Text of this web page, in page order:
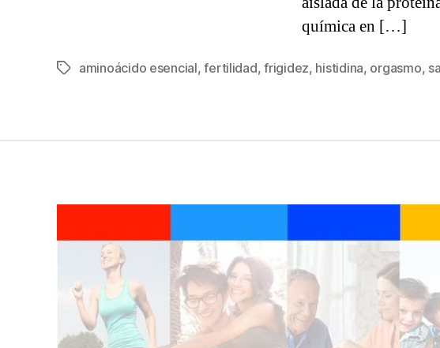
química en […]
Etiquetas
aminoácido esencial,fertilidad,frigidez, histidina, orgasmo,